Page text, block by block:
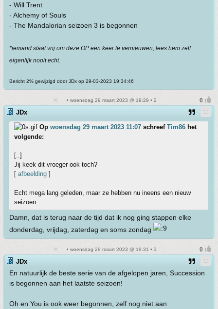
- Will Trent
- Alchemy of Souls
- The Mandalorian seizoen 3 is begonnen
*iemand staat vrij om deze OP een keer te vernieuwen, lees hem zelf
eigenlijk nooit echt.
Bericht 2% gewijzigd door JDx op 29-03-2023 19:34:46
• woensdag 29 maart 2023 @ 19:29 • 2
JDx
Op woensdag 29 maart 2023 11:07 schreef Tim86 het
volgende:
[..]
Jij keek dit vroeger ook toch?
[ afbeelding ]
Echt mega lang geleden, maar ze hebben nu ineens een nieuw
seizoen.
Damn, dat is terug naar de tijd dat ik nog ging stappen elke
donderdag, vrijdag, zaterdag en soms zondag
• woensdag 29 maart 2023 @ 19:31 • 3
JDx
En natuurlijk de beste serie van de afgelopen jaren, Succession
is begonnen aan het laatste seizoen!
Oh en You is ook weer begonnen, zelf nog niet aan